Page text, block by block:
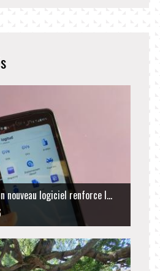
nouveau logiciel renforce l...